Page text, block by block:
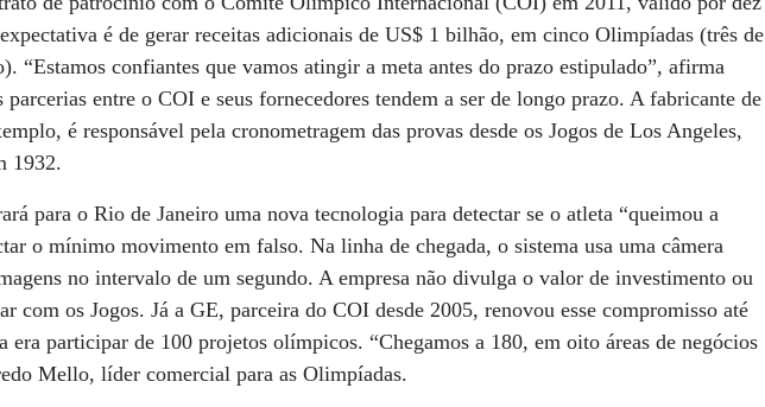
é de gerar receitas adicionais de US$ 1 bilhão, em cinco Olimpíadas (três de
“Estamos confiantes que vamos atingir a meta antes do prazo estipulado”, afirma
parcerias entre o COI e seus fornecedores tendem a ser de longo prazo. A fabricante de
é responsável pela cronometragem das provas desde os Jogos de Los Angeles,
1932.
para o Rio de Janeiro uma nova tecnologia para detectar se o atleta “queimou a
o mínimo movimento em falso. Na linha de chegada, o sistema usa uma câmera
no intervalo de um segundo. A empresa não divulga o valor de investimento ou
com os Jogos. Já a GE, parceira do COI desde 2005, renovou esse compromisso até
era participar de 100 projetos olímpicos. “Chegamos a 180, em oito áreas de negócios
Mello, líder comercial para as Olimpíadas.